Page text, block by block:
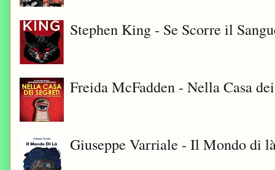
Stephen King - Se Scorre il
Freida McFadden - Nella Casa
Giuseppe Varriale - Il Mondo di